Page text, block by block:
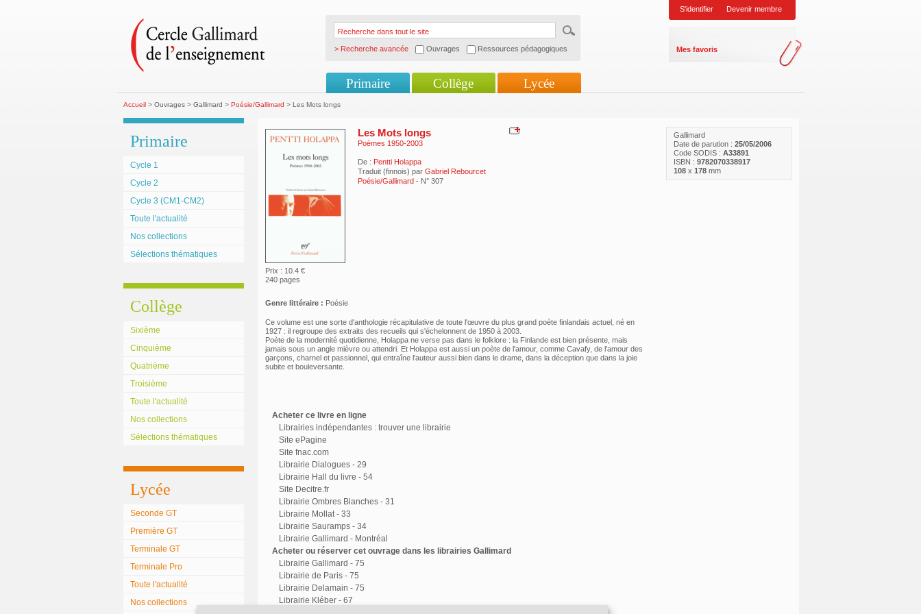
> Recherche avancée Ouvrages Ressources pédagogiques
S'identifier Devenir membre
Mes favoris
Primaire Collège Lycée
Accueil> Ouvrages > Gallimard > Poésie/Gallimard > Les Mots longs
Primaire
Cycle 1
Cycle 2
Cycle 3 (CM1-CM2)
Toute l'actualité
Nos collections
Sélections thématiques
Collège
Sixième
Cinquième
Quatrième
Troisième
Toute l'actualité
Nos collections
Sélections thématiques
Lycée
Seconde GT
Première GT
Terminale GT
Terminale Pro
Toute l'actualité
Nos collections
Gallimard
Date de parution : 25/05/2006
Code SODIS : A33891
ISBN : 9782070338917
108x 178mm
Prix : 10.4 €
240 pages
Les Mots longs
Poèmes 1950-2003
De : Pentti Holappa
Traduit (finnois) par Gabriel Rebourcet
Poésie/Gallimard - N° 307
Genre littéraire : Poésie
Ce volume est une sorte d'anthologie récapitulative de toute l'œuvre du plus grand poète finlandais actuel, né en
1927 : il regroupe des extraits des recueils qui s'échelonnent de 1950 à 2003.
Poète de la modernité quotidienne, Holappa ne verse pas dans le folklore : la Finlande est bien présente, mais
jamais sous un angle mièvre ou attendri. Et Holappa est aussi un poète de l'amour, comme Cavafy, de l'amour des
garçons, charnel et passionnel, qui entraîne l'auteur aussi bien dans le drame, dans la déception que dans la joie
subite et bouleversante.
Acheter ce livre en ligne
Librairies indépendantes : trouver une librairie
Site ePagine
Site fnac.com
Librairie Dialogues - 29
Librairie Hall du livre - 54
Site Decitre.fr
Librairie Ombres Blanches - 31
Librairie Mollat - 33
Librairie Sauramps - 34
Librairie Gallimard - Montréal
Acheter ou réserver cet ouvrage dans les librairies Gallimard
Librairie Gallimard - 75
Librairie de Paris - 75
Librairie Delamain - 75
Librairie Kléber - 67